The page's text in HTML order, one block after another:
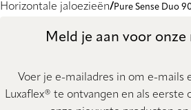
Horizontale jaloezieën
Pure Sense Duo
Meld je aan voor
Voer je e-mailadres in om e-mails
Luxaflex® te ontvangen en als eerste